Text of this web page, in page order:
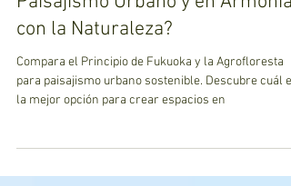
Agrofloresta: ¿Cuál es la Mejor
Alternativa para Aplicaciones en
Paisajismo Urbano y en Armonía
con la Naturaleza?
para paisajismo urbano sostenible. Descubre cuál es